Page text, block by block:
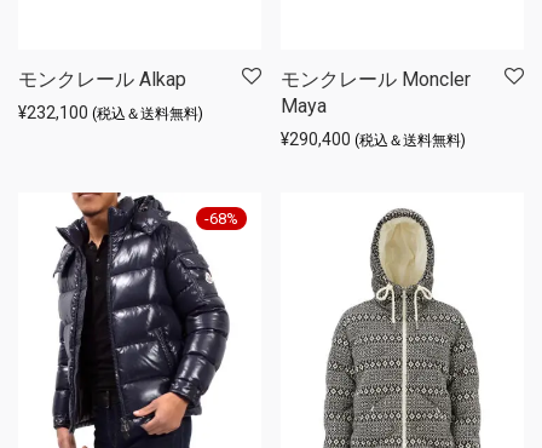
モンクレール Alkap
¥232,100 (税込＆送料無料)
モンクレール Moncler
Maya
¥290,400 (税込＆送料無料)
-68%